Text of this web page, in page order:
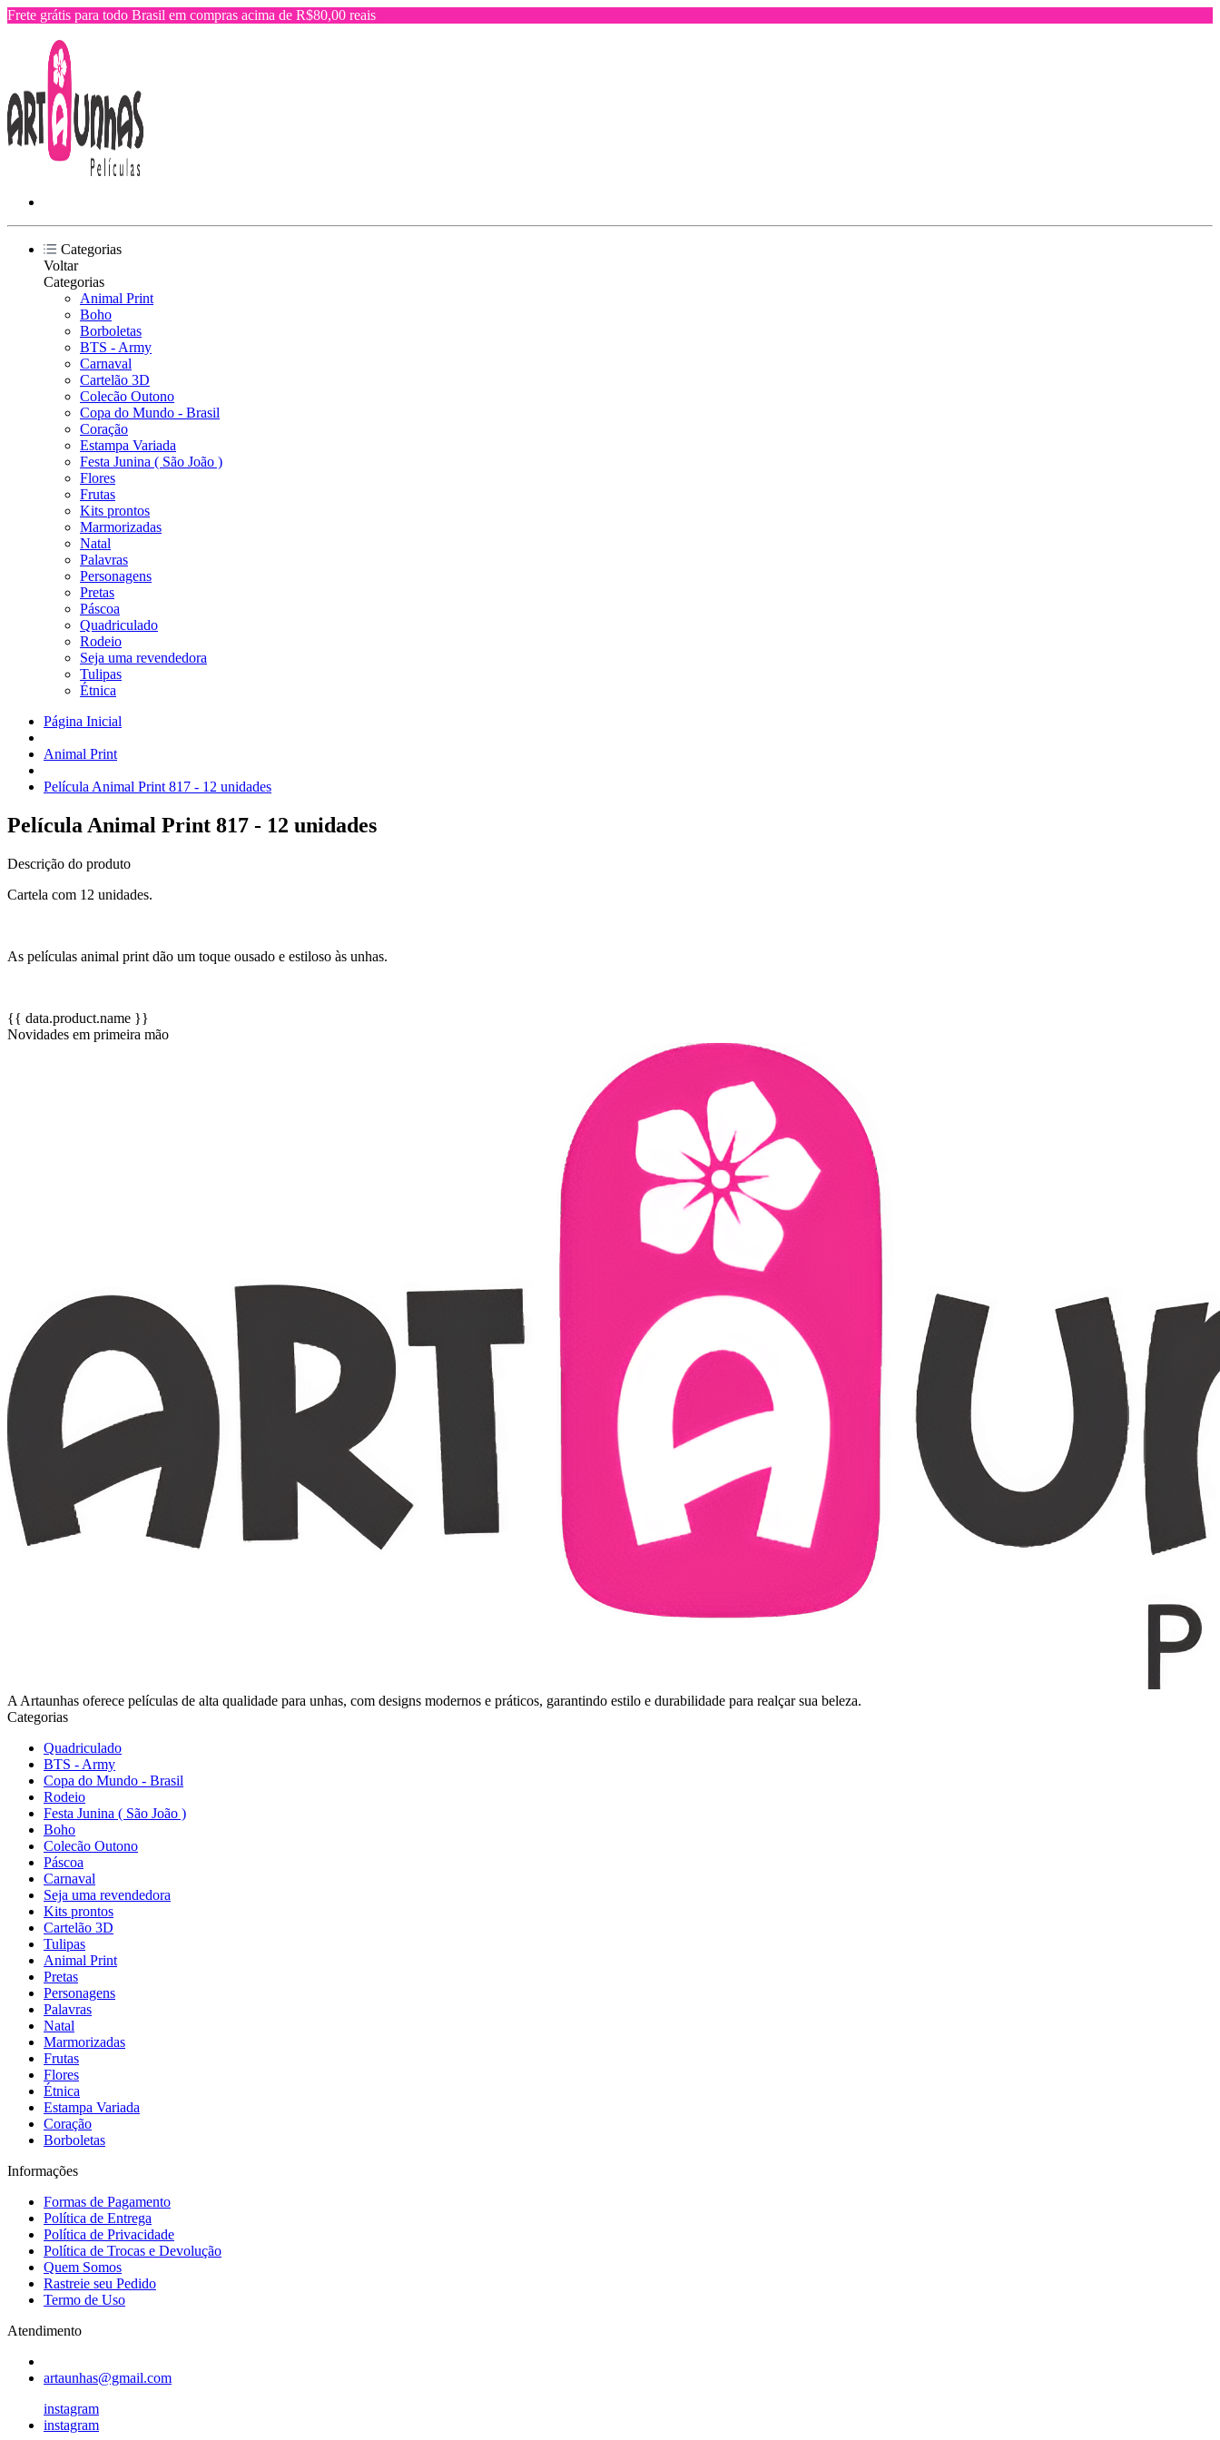
Frete grátis para todo Brasil em compras acima de R$80,00 reais
Categorias
Voltar
Categorias
Animal Print
Boho
Borboletas
BTS - Army
Carnaval
Cartelão 3D
Colecão Outono
Copa do Mundo - Brasil
Coração
Estampa Variada
Festa Junina ( São João )
Flores
Frutas
Kits prontos
Marmorizadas
Natal
Palavras
Personagens
Pretas
Páscoa
Quadriculado
Rodeio
Seja uma revendedora
Tulipas
Étnica
Página Inicial
Animal Print
Película Animal Print 817 - 12 unidades
Película Animal Print 817 - 12 unidades
Descrição do produto
Cartela com 12 unidades.
As películas animal print dão um toque ousado e estiloso às unhas.
{{ data.product.name }}
Novidades em primeira mão
A Artaunhas oferece películas de alta qualidade para unhas, com designs modernos e práticos, garantindo estilo e durabilidade para realçar sua beleza.
Categorias
Quadriculado
BTS - Army
Copa do Mundo - Brasil
Rodeio
Festa Junina ( São João )
Boho
Colecão Outono
Páscoa
Carnaval
Seja uma revendedora
Kits prontos
Cartelão 3D
Tulipas
Animal Print
Pretas
Personagens
Palavras
Natal
Marmorizadas
Frutas
Flores
Étnica
Estampa Variada
Coração
Borboletas
Informações
Formas de Pagamento
Política de Entrega
Política de Privacidade
Política de Trocas e Devolução
Quem Somos
Rastreie seu Pedido
Termo de Uso
Atendimento
artaunhas@gmail.com
instagram
instagram